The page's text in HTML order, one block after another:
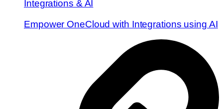
Integrations & AI
Empower OneCloud with Integrations using AI